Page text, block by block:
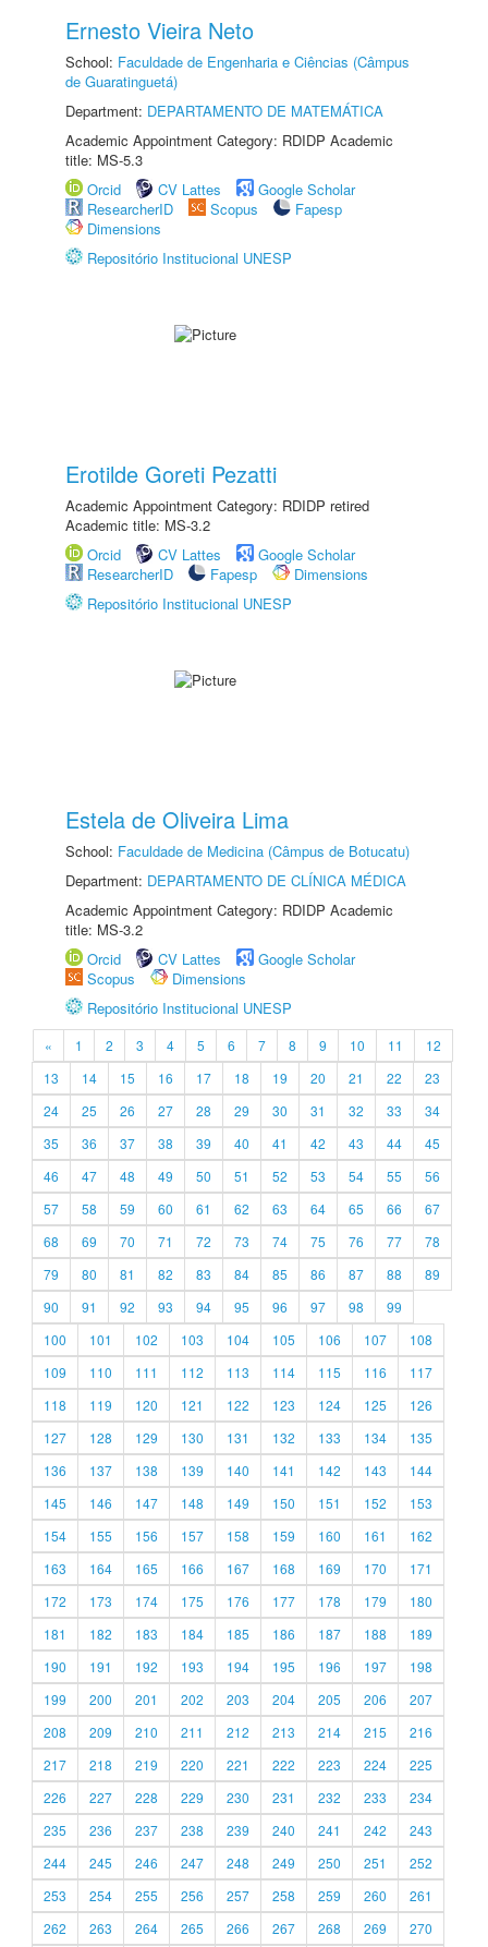
Ernesto Vieira Neto
School: Faculdade de Engenharia e Ciências (Câmpus
de Guaratinguetá)
Department: DEPARTAMENTO DE MATEMÁTICA
Academic Appointment Category: RDIDP Academic
title: MS-5.3
Orcid
CV Lattes
Google Scholar
ResearcherID
Scopus
Fapesp
Dimensions
Repositório Institucional UNESP
Erotilde Goreti Pezatti
Academic Appointment Category: RDIDP retired
Academic title: MS-3.2
Orcid
CV Lattes
Google Scholar
ResearcherID
Fapesp
Dimensions
Repositório Institucional UNESP
Estela de Oliveira Lima
School: Faculdade de Medicina (Câmpus de Botucatu)
Department: DEPARTAMENTO DE CLÍNICA MÉDICA
Academic Appointment Category: RDIDP Academic
title: MS-3.2
Orcid
CV Lattes
Google Scholar
Scopus
Dimensions
Repositório Institucional UNESP
« 1 2 3 4 5 6 7 8 9 10 11
12
13
14 15 16 17 18 19 20 21 22
23
24
25 26 27 28 29 30 31 32 33
34
35
36 37 38 39 40 41 42 43 44
45
46
47 48 49 50 51 52 53 54 55
56
57
58 59 60 61 62 63 64 65 66
67
68
69 70 71 72 73 74 75 76 77
78
79
80 81 82 83 84 85 86 87 88
89
90
91 92 93 94 95 96 97 98
99
100
101 102 103 104 105 106 107
108
109
110 111 112 113 114 115 116
117
118
119 120 121 122 123 124 125
126
127
128 129 130 131 132 133 134
135
136
137 138 139 140 141 142 143
144
145
146 147 148 149 150 151 152
153
154
155 156 157 158 159 160 161
162
163
164 165 166 167 168 169 170
171
172
173 174 175 176 177 178 179
180
181
182 183 184 185 186 187 188
189
190
191 192 193 194 195 196 197
198
199
200 201 202 203 204 205 206
207
208
209 210 211 212 213 214 215
216
217
218 219 220 221 222 223 224
225
226
227 228 229 230 231 232 233
234
235
236 237 238 239 240 241 242
243
244
245 246 247 248 249 250 251
252
253
254 255 256 257 258 259 260
261
262
263 264 265 266 267 268 269 270